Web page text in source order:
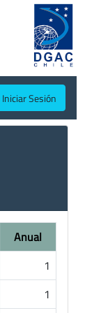
Iniciar Sesión
Anual
1
1